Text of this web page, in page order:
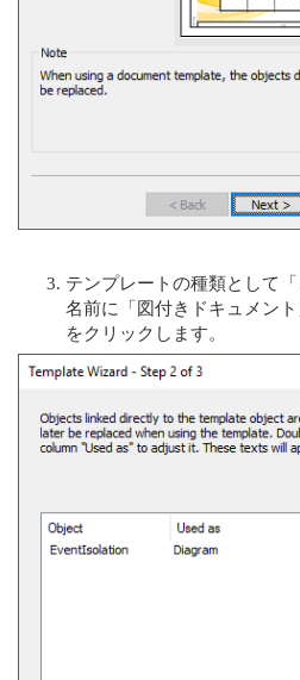
テンプレートの種類として
名前に「図付きドキュメン
をクリックします。